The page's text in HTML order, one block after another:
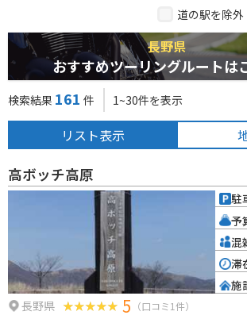
道の駅を除外
長野県
おすすめツーリングルートは
検索結果 161 件 1~30件を表示
リスト表示
高ボッチ高原
長野県 5 （口コミ1件）
駐
予
混
滞
施